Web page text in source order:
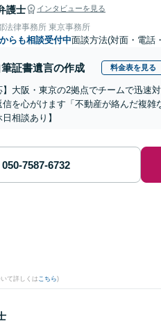
護士 インタビューを見る
法律事務所 東京事務所
からも相談受付中面談方法(対面・電話
筆証書遺言の作成 料金表を見る
】大阪・東京の2拠点でチームで迅
信を心がけます「不動産が絡んだ複
相談あり】
て詳しくはこちら)